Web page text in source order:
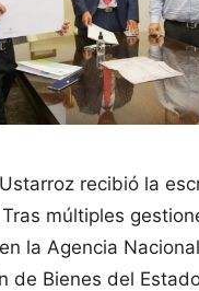
recibió la
múltiples
la Agencia
de Bienes del